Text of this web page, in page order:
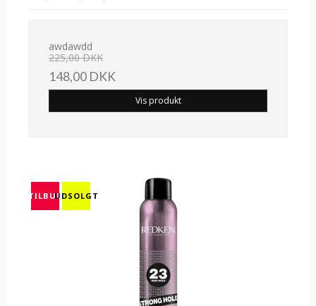
awdawdd
225,00 DKK
148,00 DKK
Vis produkt
TILBUDUDSOLGT